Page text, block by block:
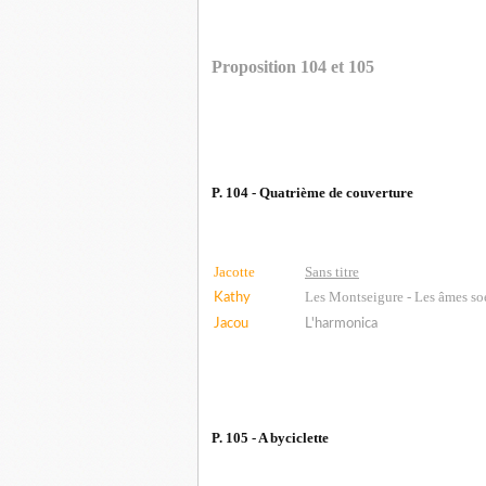
Proposition 104 et 105
P. 104 - Quatrième de couverture
Jacotte Sans titre
Kathy Les Montseigure - Les âmes
Jacou L'harmonica
P. 105 - A byciclette